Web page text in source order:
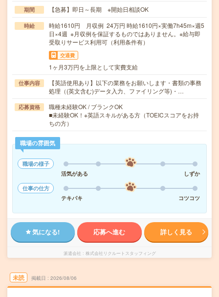
期間 【急募】即日～長期 ※開始日相談OK
時給
時給1610円 月収例 24万円 時給1610円×実働7h45m×週5
日×4週 ※月収例を保証するものではありません。※給与即
受取りサービス利用可（利用条件有）
交通費
1ヶ月3万円を上限として実費支給
仕事内容
【英語使用あり】以下の業務をお願いします・書類の事務
処理（(英文含む)データ入力、ファイリング等)・…
応募資格
職種未経験OK / ブランクOK
■未経験OK！※英語スキルがある方（TOEICスコアをお持
ちの方）
職場の雰囲気
職場の様子
活気がある
しずか
仕事の仕方
テキパキ
コツコツ
気になる! 応募へ進む 詳しく見る
派遣会社 株式会社リクルートスタッフィング
未読 掲載日 2026/08/06